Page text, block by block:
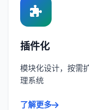
插件化
模块化设计，按需
理系统
了解更多